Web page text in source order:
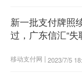
新一批支付牌照
过，广东信汇“失
移动支付网 | 2023/7/5